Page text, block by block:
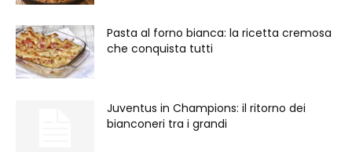
Pasta al forno bianca: la ricetta cremosa
che conquista tutti
Juventus in Champions: il ritorno dei
bianconeri tra i grandi